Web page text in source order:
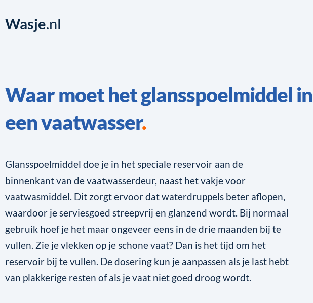
Wasje.nl
Waar moet het glansspoelmiddel in
een vaatwasser
Glansspoelmiddel doe je in het speciale reservoir aan de
binnenkant van de vaatwasserdeur, naast het vakje voor
vaatwasmiddel. Dit zorgt ervoor dat waterdruppels beter aflopen,
waardoor je serviesgoed streepvrij en glanzend wordt. Bij normaal
gebruik hoef je het maar ongeveer eens in de drie maanden bij te
vullen. Zie je vlekken op je schone vaat? Dan is het tijd om het
reservoir bij te vullen. De dosering kun je aanpassen als je last hebt
van plakkerige resten of als je vaat niet goed droog wordt.